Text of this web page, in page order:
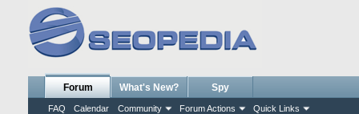
Forum
FAQ Calendar Community Forum Actions Quick Links
What's New? Spy